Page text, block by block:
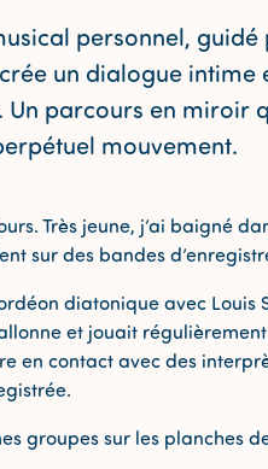
personnel,
un dialogue intime
parcours en miroir
mouvement.
Très jeune, j’ai baigné
sur des bandes
diatonique avec Louis
et jouait
en contact avec des
groupes sur les planches